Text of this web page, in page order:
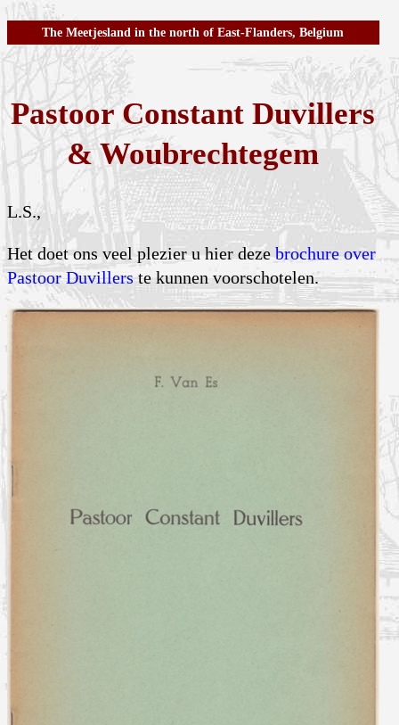
The Meetjesland in the north of East-Flanders, Belgium
Pastoor Constant Duvillers
& Woubrechtegem
L.S.,
Het doet ons veel plezier u hier dezebrochure over
Pastoor Duvillerste kunnen voorschotelen.